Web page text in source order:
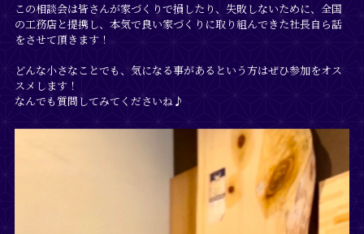
この相談会は皆さんが家づくりで損したり、失敗しないために、全国
の工務店と提携し、本気で良い家づくりに取り組んできた社長自ら話
をさせて頂きます！
どんな小さなことでも、気になる事があるという方はぜひ参加をオス
スメします！
なんでも質問してみてくださいね♪